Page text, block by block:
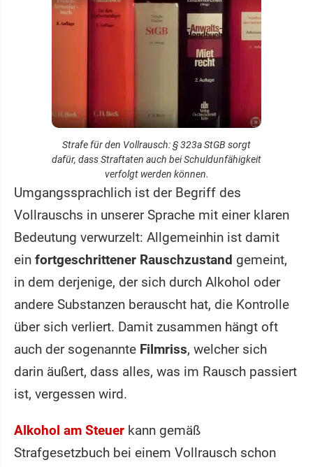
Strafe für den Vollrausch: § 323a StGB sorgt
dafür, dass Straftaten auch bei Schuldunfähigkeit
verfolgt werden können.
Umgangssprachlich ist der Begriff des
Vollrauschs in unserer Sprache mit einer klaren
Bedeutung verwurzelt: Allgemeinhin ist damit
ein fortgeschrittener Rauschzustand gemeint,
in dem derjenige, der sich durch Alkohol oder
andere Substanzen berauscht hat, die Kontrolle
über sich verliert. Damit zusammen hängt oft
auch der sogenannte Filmriss, welcher sich
darin äußert, dass alles, was im Rausch passiert
ist, vergessen wird.
Alkohol am Steuer kann gemäß
Strafgesetzbuch bei einem Vollrausch schon